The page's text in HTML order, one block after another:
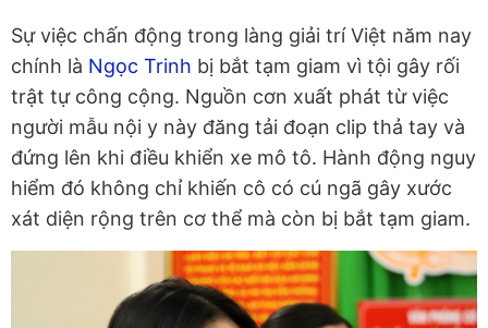
Sự việc chấn động trong làng giải trí Việt năm nay
chính là Ngọc Trinh bị bắt tạm giam vì tội gây rối
trật tự công cộng. Nguồn cơn xuất phát từ việc
người mẫu nội y này đăng tải đoạn clip thả tay và
đứng lên khi điều khiển xe mô tô. Hành động nguy
hiểm đó không chỉ khiến cô có cú ngã gây xước
xát diện rộng trên cơ thể mà còn bị bắt tạm giam.